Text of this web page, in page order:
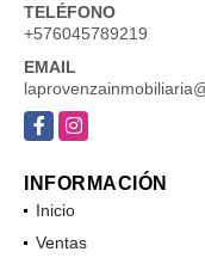
TELÉFONO
+576045789219
EMAIL
FacebookInstagram
INFORMACIÓN
Inicio
Ventas